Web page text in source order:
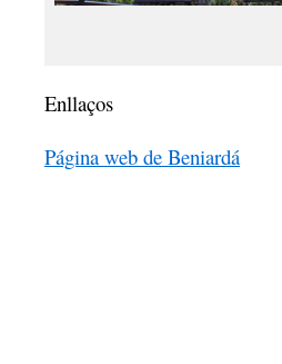
Enllaços
Página web de Beniardá